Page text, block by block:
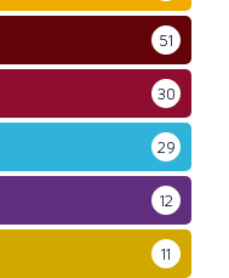
51
30
29
12
11